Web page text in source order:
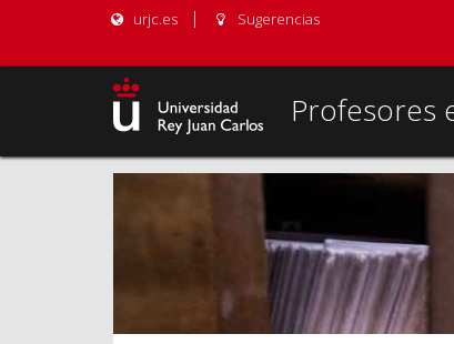
urjc.es Sugerencias
Profesores